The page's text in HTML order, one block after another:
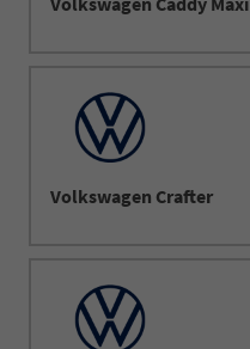
Volkswagen Crafter